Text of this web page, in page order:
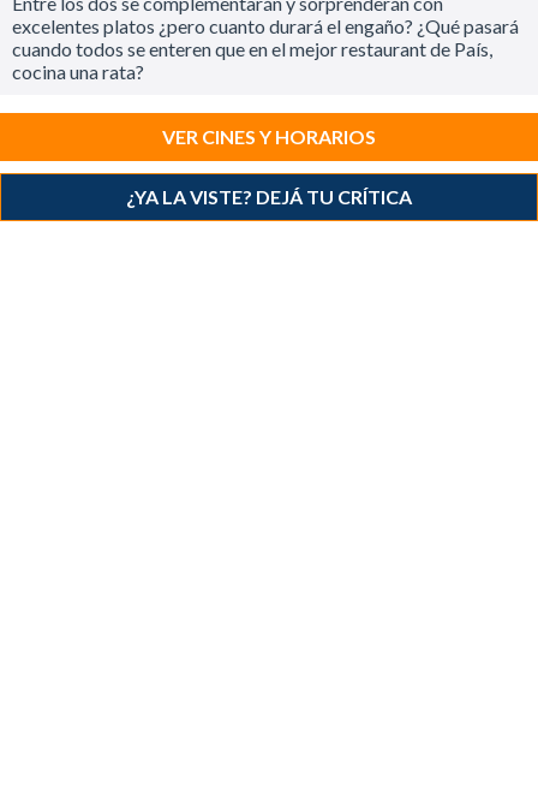
excelentes platos ¿pero cuanto durará el engaño? ¿Qué pasará
cuando todos se enteren que en el mejor restaurant de País,
cocina una rata?
VER CINES Y HORARIOS
¿YA LA VISTE? DEJÁ TU CRÍTICA